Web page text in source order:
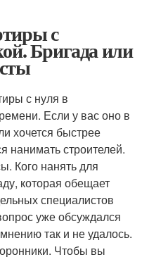
с
Бригада или
с нуля в
Если у вас оно в
хочется быстрее
нанимать строителей.
Кого нанять для
которая обещает
специалистов
уже обсуждался
так и не удалось.
Чтобы вы